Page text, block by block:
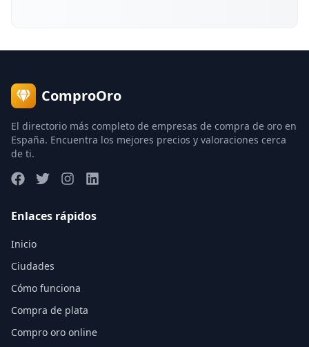
ComproOro
El directorio más completo de empresas de compra de oro en
España. Encuentra los mejores precios y valoraciones cerca
de ti.
Enlaces rápidos
Inicio
Ciudades
Cómo funciona
Compra de plata
Compro oro online